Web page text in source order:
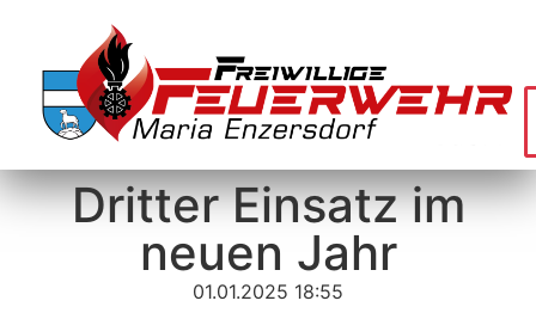
Dritter Einsatz im
neuen Jahr
01.01.2025 18:55